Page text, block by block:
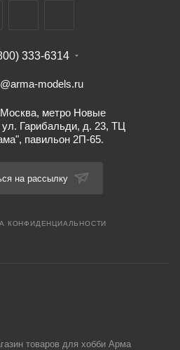
333-6314
models.ru
Москва, метро Новые
Гарибальди, д. 23, ТЦ
павильон 2П-65.
на рассылку
КОНФИДЕНЦИАЛЬНОСТИ
товаров для хобби Арма